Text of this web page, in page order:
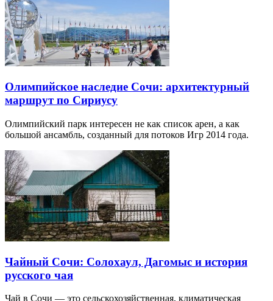
Олимпийское наследие Сочи: архитектурный
маршрут по Сириусу
Олимпийский парк интересен не как список арен, а как
большой ансамбль, созданный для потоков Игр 2014 года.
Чайный Сочи: Солохаул, Дагомыс и история
русского чая
Чай в Сочи — это сельскохозяйственная, климатическая